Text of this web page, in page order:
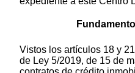
Vistos los artículos 18 y
de Ley 5/2019, de 15 de